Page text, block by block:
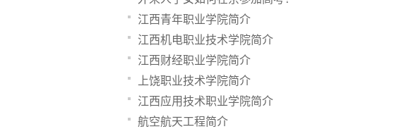
江西青年职业学院简介
江西机电职业技术学院简介
江西财经职业学院简介
上饶职业技术学院简介
江西应用技术职业学院简介
航空航天工程简介